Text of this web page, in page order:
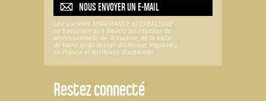
NOUS ENVOYER UNE-MAIL
Les sociétés MSAFRANCE et CREALIGNE
ne travaillent qu'à travers les réseaux de
professionnels, de la cuisine, de la salle
de bains et du design d'intérieur, implantés
en France et territoires d’outre-mer.
Restez connecté